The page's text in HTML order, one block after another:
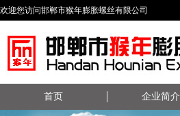
欢迎您访问邯郸市猴年膨胀螺丝有限公司
首页 企业简介